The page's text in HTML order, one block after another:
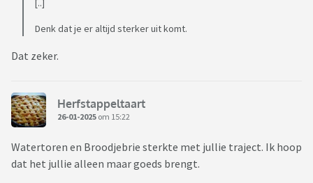
[..]
Denk dat je er altijd sterker uit komt.
Dat zeker.
Herfstappeltaart
26-01-2025 om 15:22
Watertoren en Broodjebrie sterkte met jullie traject. Ik hoop
dat het jullie alleen maar goeds brengt.